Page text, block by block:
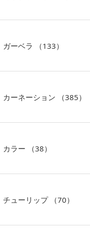
ガーベラ （133）
カーネーション （385）
カラー （38）
チューリップ （70）